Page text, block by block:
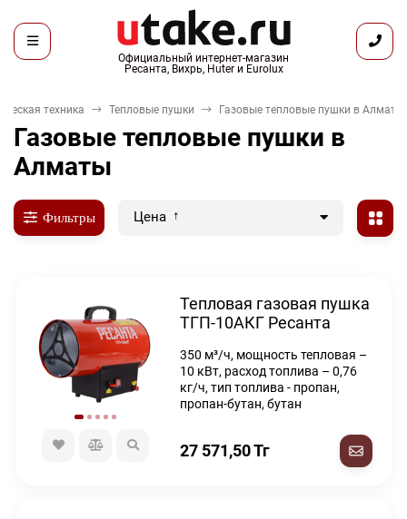
Официальный интернет-магазин
Ресанта, Вихрь, Huter и Eurolux
техника Тепловые пушки Газовые тепловые пушки в Алматы
Газовые тепловые пушки в
Алматы
Фильтры Цена
Тепловая газовая пушка
ТГП-10АКГ Ресанта
350 м³/ч, мощность тепловая –
10 кВт, расход топлива – 0,76
кг/ч, тип топлива - пропан,
пропан-бутан, бутан
27 571,50Тг